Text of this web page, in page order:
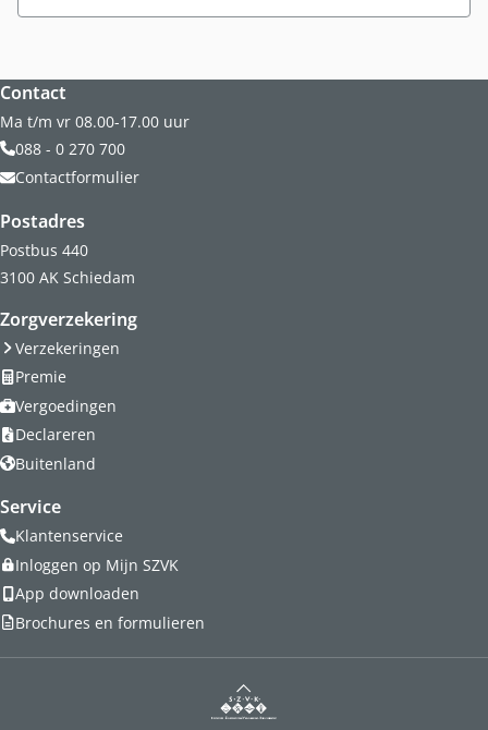
Website footer
Contact
Ma t/m vr 08.00-17.00 uur
088 - 0 270 700
Contactformulier
Postadres
Postbus 440
3100 AK Schiedam
Zorgverzekering
Verzekeringen
Premie
Vergoedingen
Declareren
Buitenland
Service
Klantenservice
Inloggen op Mijn SZVK
App downloaden
Brochures en formulieren